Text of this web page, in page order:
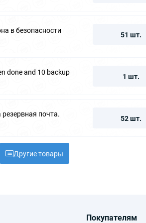
в безопасности
51 шт.
done and 10 backup
1 шт.
почта.
52 шт.
Другие товары
Покупателям